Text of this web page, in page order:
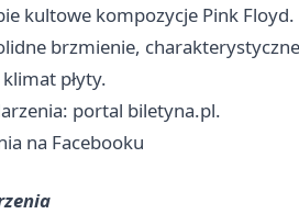
kultowe kompozycje Pink Floyd.
brzmienie,
płyty.
portal biletyna.pl.
na Facebooku